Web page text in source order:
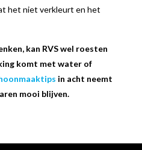
het niet verkleurt en het
kan RVS wel roesten
komt met water of
in acht neemt
mooi blijven.